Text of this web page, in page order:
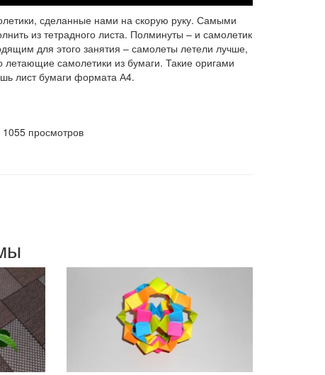
сделанные нами на скорую руку. Самыми
из тетрадного листа. Полминуты – и самолетик
для этого занятия – самолеты летели лучше,
самолетики из бумаги. Такие оригами
лист бумаги формата А4.
1055 просмотров